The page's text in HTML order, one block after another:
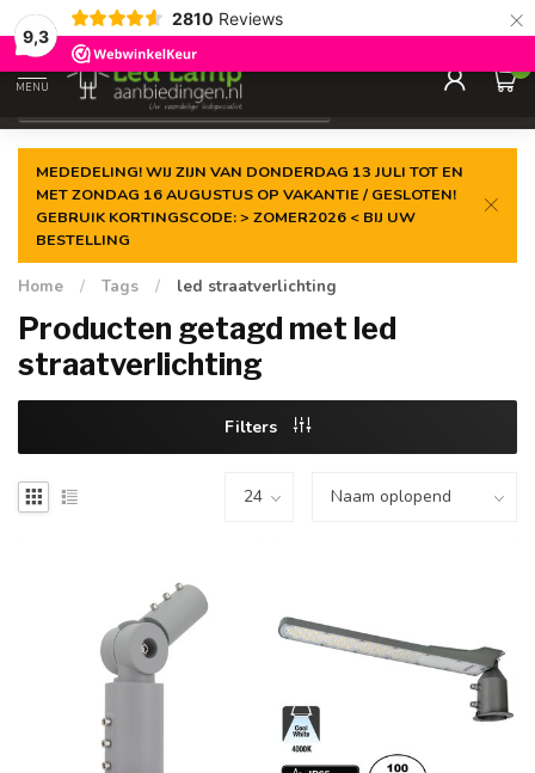
9,3
2810 Reviews ×
Gegarandeerde delaagste prijs
MENU
0
MEDEDELING! WIJ ZIJN VAN DONDERDAG 13 JULI TOT EN
MET ZONDAG 16 AUGUSTUS OP VAKANTIE / GESLOTEN!
GEBRUIK KORTINGSCODE: > ZOMER2026 < BIJ UW
BESTELLING
Home / Tags / led straatverlichting
Producten getagd met led
straatverlichting
Filters